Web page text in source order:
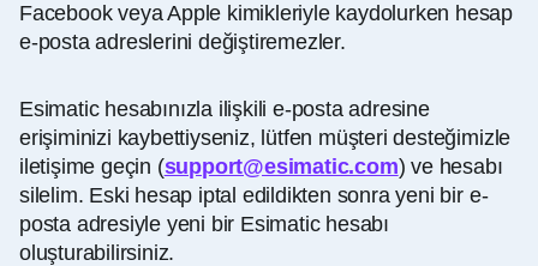
Facebook veya Apple kimikleriyle kaydolurken hesap
e-posta adreslerini değiştiremezler.
Esimatic hesabınızla ilişkili e-posta adresine
erişiminizi kaybettiyseniz, lütfen müşteri desteğimizle
iletişime geçin (support@esimatic.com) ve hesabı
silelim. Eski hesap iptal edildikten sonra yeni bir e-
posta adresiyle yeni bir Esimatic hesabı
oluşturabilirsiniz.